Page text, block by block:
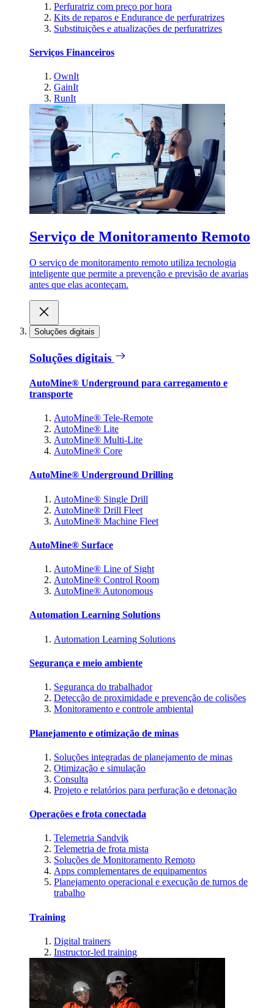
Perfuratriz com preço por hora
Kits de reparos e Endurance de perfuratrizes
Substituições e atualizações de perfuratrizes
Serviços Financeiros
OwnIt
GainIt
RunIt
Serviço de Monitoramento Remoto
O serviço de monitoramento remoto utiliza tecnologia
inteligente que permite a prevenção e previsão de avarias
antes que elas aconteçam.
Soluções digitais
Soluções digitais
AutoMine® Underground para carregamento e
transporte
AutoMine® Tele-Remote
AutoMine® Lite
AutoMine® Multi-Lite
AutoMine® Core
AutoMine® Underground Drilling
AutoMine® Single Drill
AutoMine® Drill Fleet
AutoMine® Machine Fleet
AutoMine® Surface
AutoMine® Line of Sight
AutoMine® Control Room
AutoMine® Autonomous
Automation Learning Solutions
Automation Learning Solutions
Segurança e meio ambiente
Segurança do trabalhador
Detecção de proximidade e prevenção de colisões
Monitoramento e controle ambiental
Planejamento e otimização de minas
Soluções integradas de planejamento de minas
Otimização e simulação
Consulta
Projeto e relatórios para perfuração e detonação
Operações e frota conectada
Telemetria Sandvik
Telemetria de frota mista
Soluções de Monitoramento Remoto
Apps complementares de equipamentos
Planejamento operacional e execução de turnos de
trabalho
Training
Digital trainers
Instructor-led training